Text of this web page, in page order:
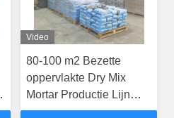
Video
80-100 m2 Bezette
oppervlakte Dry Mix
Mortar Productie Lijn
Muur Putty Sand